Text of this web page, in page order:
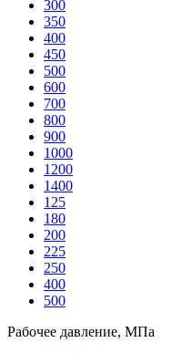
300
350
400
450
500
600
700
800
900
1000
1200
1400
125
180
200
225
250
400
500
Рабочее давление, МПа